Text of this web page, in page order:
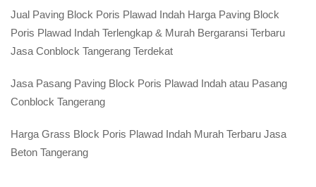
Jual Paving Block Poris Plawad Indah Harga Paving Block
Poris Plawad Indah Terlengkap & Murah Bergaransi Terbaru
Jasa Conblock Tangerang Terdekat
Jasa Pasang Paving Block Poris Plawad Indah atau Pasang
Conblock Tangerang
Harga Grass Block Poris Plawad Indah Murah Terbaru Jasa
Beton Tangerang